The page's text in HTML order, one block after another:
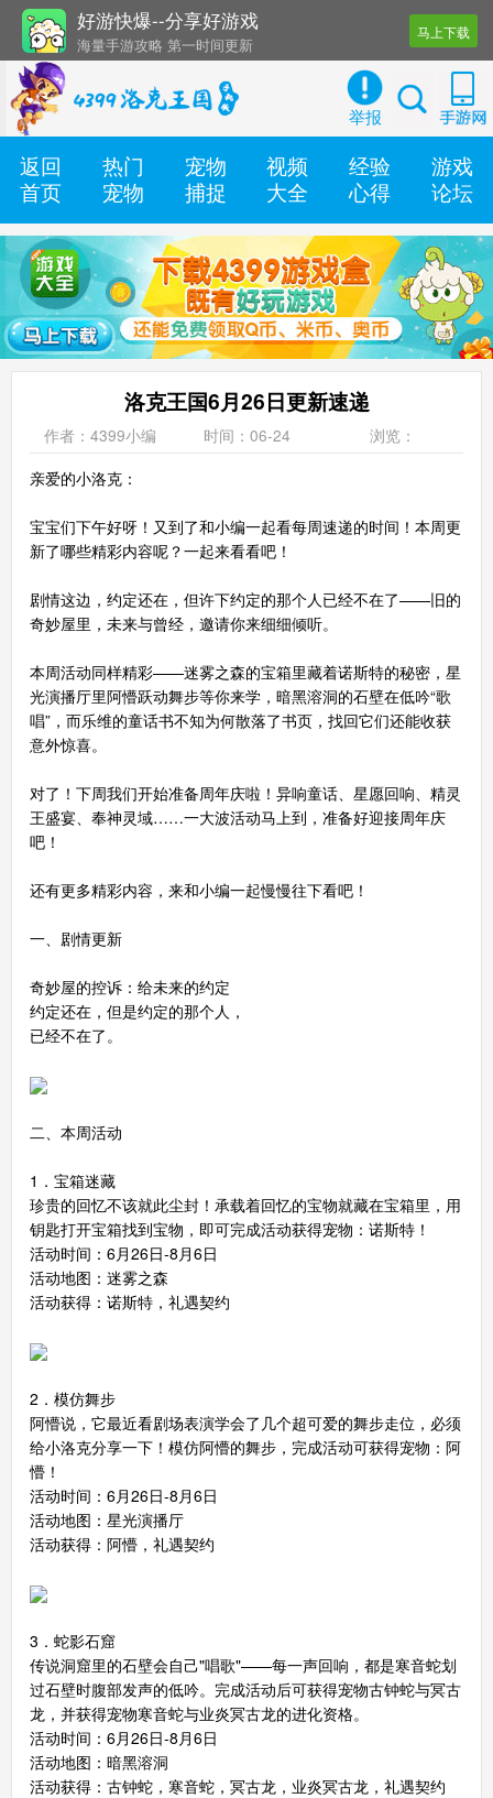
好游快爆--分享好游戏
海量手游攻略 第一时间更新
还有几十款实用辅助工具
马上下载
洛克王国手机版
举报
返回
首页
热门
宠物
宠物
捕捉
视频
大全
经验
心得
游戏
论坛
洛克王国6月26日更新速递
作者：4399小编 时间：06-24
浏览：
亲爱的小洛克：
宝宝们下午好呀！又到了和小编一起看每周速递的时间！本周更
新了哪些精彩内容呢？一起来看看吧！
剧情这边，约定还在，但许下约定的那个人已经不在了——旧的
奇妙屋里，未来与曾经，邀请你来细细倾听。
本周活动同样精彩——迷雾之森的宝箱里藏着诺斯特的秘密，星
光演播厅里阿懵跃动舞步等你来学，暗黑溶洞的石壁在低吟“歌
唱”，而乐维的童话书不知为何散落了书页，找回它们还能收获
意外惊喜。
对了！下周我们开始准备周年庆啦！异响童话、星愿回响、精灵
王盛宴、奉神灵域……一大波活动马上到，准备好迎接周年庆
吧！
还有更多精彩内容，来和小编一起慢慢往下看吧！
一、剧情更新
奇妙屋的控诉：给未来的约定
约定还在，但是约定的那个人，
已经不在了。
二、本周活动
1．宝箱迷藏
珍贵的回忆不该就此尘封！承载着回忆的宝物就藏在宝箱里，用
钥匙打开宝箱找到宝物，即可完成活动获得宠物：诺斯特！
活动时间：6月26日-8月6日
活动地图：迷雾之森
活动获得：诺斯特，礼遇契约
2．模仿舞步
阿懵说，它最近看剧场表演学会了几个超可爱的舞步走位，必须
给小洛克分享一下！模仿阿懵的舞步，完成活动可获得宠物：阿
懵！
活动时间：6月26日-8月6日
活动地图：星光演播厅
活动获得：阿懵，礼遇契约
3．蛇影石窟
传说洞窟里的石壁会自己"唱歌"——每一声回响，都是寒音蛇划
过石壁时腹部发声的低吟。完成活动后可获得宠物古钟蛇与冥古
龙，并获得宠物寒音蛇与业炎冥古龙的进化资格。
活动时间：6月26日-8月6日
活动地图：暗黑溶洞
活动获得：古钟蛇，寒音蛇，冥古龙，业炎冥古龙，礼遇契约